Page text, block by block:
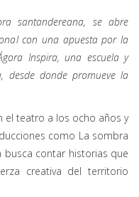
santandereana, se abre
con una apuesta por la
Inspira, una escuela y
desde donde promueve la
el teatro a los ocho años y
como La sombra
busca contar historias que
creativa del territorio